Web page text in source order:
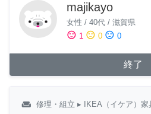
majikayo
女性 / 40代 / 滋賀県
sentiment_satisfied 1 sentiment_neutral 0 sentiment_dissatisfied 0
終了
weekend 修理・組立 ▸ IKEA（イケア）家